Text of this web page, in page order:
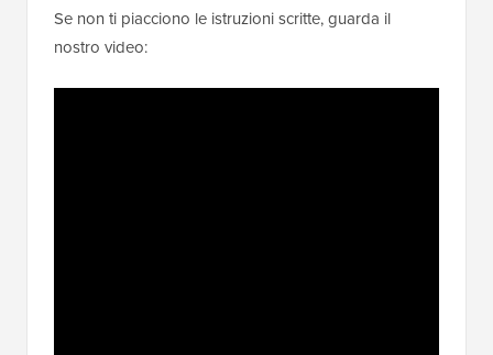
Se non ti piacciono le istruzioni scritte, guarda il
nostro video: